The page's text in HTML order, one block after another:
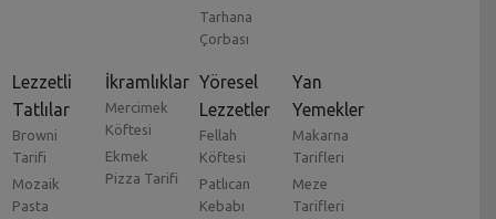
Tarhana
Çorbası
Lezzetli
Tatlılar
Browni
Tarifi
Mozaik
Pasta
İkramlıklar
Mercimek
Köftesi
Ekmek
Pizza Tarifi
Yöresel
Lezzetler
Fellah
Köftesi
Patlıcan
Kebabı
Yan
Yemekler
Makarna
Tarifleri
Meze
Tarifleri